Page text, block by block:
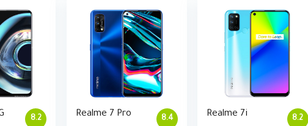
8.2 8.4
Realme 7 Pro 8.2
Realme 7i